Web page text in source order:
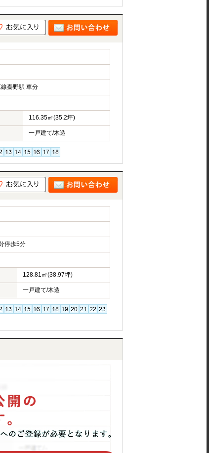
秦野駅 車分
116.35㎡(35.2坪)
一戸建て/木造
停歩5分
128.81㎡(38.97坪)
一戸建て/木造